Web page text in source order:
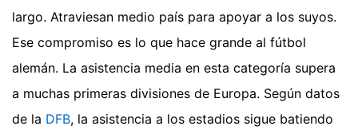
largo. Atraviesan medio país para apoyar a los suyos.
Ese compromiso es lo que hace grande al fútbol
alemán. La asistencia media en esta categoría supera
a muchas primeras divisiones de Europa. Según datos
de la DFB, la asistencia a los estadios sigue batiendo